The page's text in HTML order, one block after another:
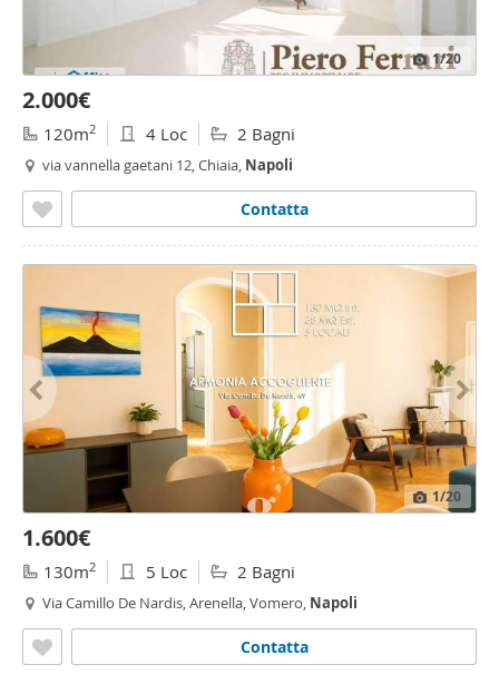
1/20
2.000€
120m2 4 Loc 2 Bagni
via vannella gaetani 12, Chiaia, Napoli
Contatta
1/20
1.600€
130m2 5 Loc 2 Bagni
Via Camillo De Nardis, Arenella, Vomero, Napoli
Contatta